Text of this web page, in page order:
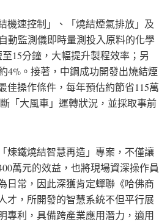
機速控制」、「燒結煙氣排放」及
動監測儀即時量測投入原料的化學
15分鐘，大幅提升製程效率；另
4%。接著，中鋼成功開發出燒結煙
佳操作條件，每年預估約節省115萬
「大風車」運轉狀況，並採取事前
煉鐵燒結智慧再造」專案，不僅讓
萬元的效益，也將現場資深操作員
日常，因此深獲肯定蟬聯《哈佛商
才，所開發的智慧系統不但平行展
專利，具備跨產業應用潛力，適用